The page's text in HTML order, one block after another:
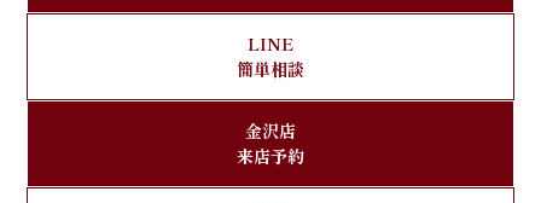
LINE
簡単相談
金沢店
来店予約